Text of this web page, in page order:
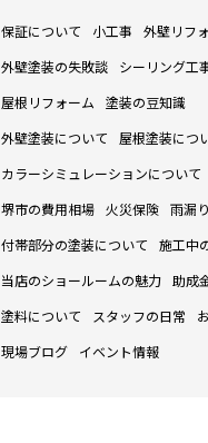
保証について 小工事 外壁リフ
外壁塗装の失敗談 シーリング工
屋根リフォーム 塗装の豆知識
外壁塗装について 屋根塗装につ
カラーシミュレーションについて
堺市の費用相場 火災保険 雨漏
付帯部分の塗装について 施工中
当店のショールームの魅力 助成
塗料について スタッフの日常
現場ブログ イベント情報